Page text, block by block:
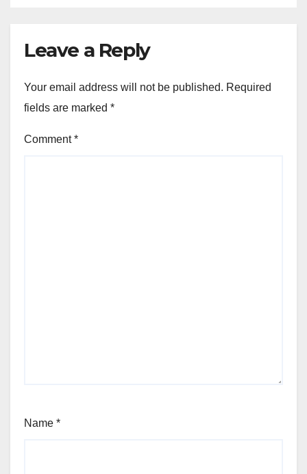
Leave a Reply
Your email address will not be published. Required
fields are marked *
Comment*
Name *